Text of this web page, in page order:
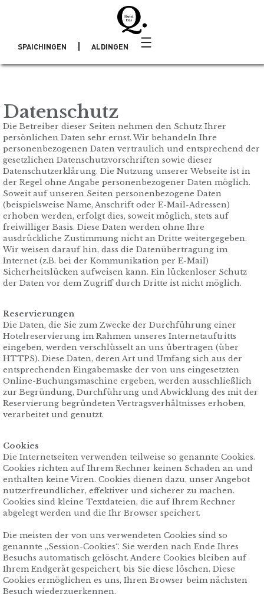
SPAICHINGEN ALDINGEN
Datenschutz
Die Betreiber dieser Seiten nehmen den Schutz Ihrer
persönlichen Daten sehr ernst. Wir behandeln Ihre
personenbezogenen Daten vertraulich und entsprechend der
gesetzlichen Datenschutzvorschriften sowie dieser
Datenschutzerklärung. Die Nutzung unserer Webseite ist in
der Regel ohne Angabe personenbezogener Daten möglich.
Soweit auf unseren Seiten personenbezogene Daten
(beispielsweise Name, Anschrift oder E-Mail-Adressen)
erhoben werden, erfolgt dies, soweit möglich, stets auf
freiwilliger Basis. Diese Daten werden ohne Ihre
ausdrückliche Zustimmung nicht an Dritte weitergegeben.
Wir weisen darauf hin, dass die Datenübertragung im
Internet (z.B. bei der Kommunikation per E-Mail)
Sicherheitslücken aufweisen kann. Ein lückenloser Schutz
der Daten vor dem Zugriff durch Dritte ist nicht möglich.
Reservierungen
Die Daten, die Sie zum Zwecke der Durchführung einer
Hotelreservierung im Rahmen unseres Internetauftritts
eingeben, werden verschlüsselt an uns übertragen (über
HTTPS). Diese Daten, deren Art und Umfang sich aus der
entsprechenden Eingabemaske der von uns eingesetzten
Online-Buchungsmaschine ergeben, werden ausschließlich
zur Begründung, Durchführung und Abwicklung des mit der
Reservierung begründeten Vertragsverhältnisses erhoben,
verarbeitet und genutzt.
Cookies
Die Internetseiten verwenden teilweise so genannte Cookies.
Cookies richten auf Ihrem Rechner keinen Schaden an und
enthalten keine Viren. Cookies dienen dazu, unser Angebot
nutzerfreundlicher, effektiver und sicherer zu machen.
Cookies sind kleine Textdateien, die auf Ihrem Rechner
abgelegt werden und die Ihr Browser speichert.
Die meisten der von uns verwendeten Cookies sind so
genannte „Session-Cookies“. Sie werden nach Ende Ihres
Besuchs automatisch gelöscht. Andere Cookies bleiben auf
Ihrem Endgerät gespeichert, bis Sie diese löschen. Diese
Cookies ermöglichen es uns, Ihren Browser beim nächsten
Besuch wiederzuerkennen.